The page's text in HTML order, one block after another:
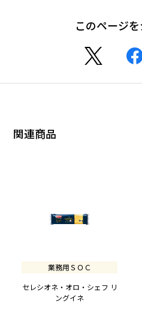
このページ
関連商品
業務用ＳＯＣ
セレシオネ・オロ・シェフ リ
ングイネ